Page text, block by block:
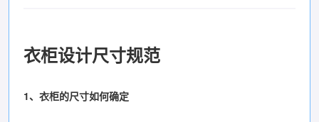
衣柜设计尺寸规范
1、衣柜的尺寸如何确定